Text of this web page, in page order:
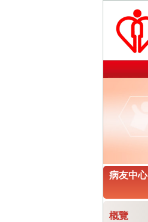
病友中心
概覽